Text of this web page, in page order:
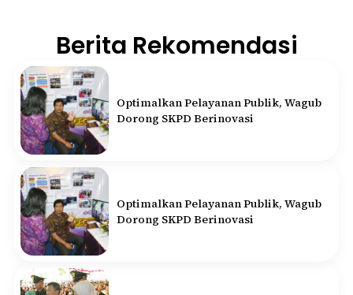
Berita Rekomendasi
Optimalkan Pelayanan Publik, Wagub
Dorong SKPD Berinovasi
Optimalkan Pelayanan Publik, Wagub
Dorong SKPD Berinovasi